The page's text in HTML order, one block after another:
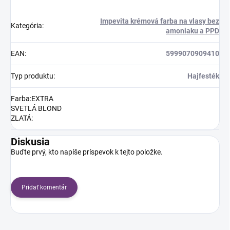
Kategória:
Impevita krémová farba na vlasy bez
amoniaku a PPD
EAN: 5999070909410
Typ produktu: Hajfesték
Farba:EXTRA
SVETLÁ BLOND
ZLATÁ:
Diskusia
Buďte prvý, kto napíše príspevok k tejto položke.
Pridať komentár